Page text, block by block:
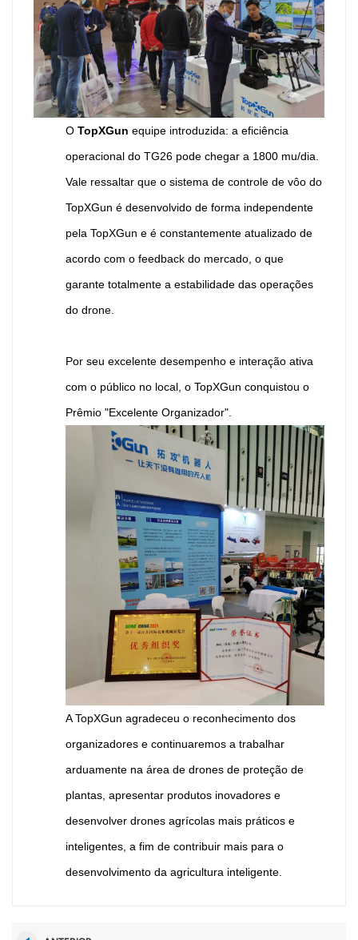
OTopXGun equipe introduzida: a eficiência
operacional do TG26 pode chegar a 1800 mu/dia.
Vale ressaltar que o sistema de controle de vôo do
TopXGun é desenvolvido de forma independente
pela TopXGun e é constantemente atualizado de
acordo com o feedback do mercado, o que
garante totalmente a estabilidade das operações
do drone.
Por seu excelente desempenho e interação ativa
com o público no local, o TopXGun conquistou o
Prêmio "Excelente Organizador".
A TopXGun agradeceu o reconhecimento dos
organizadores e continuaremos a trabalhar
arduamente na área de drones de proteção de
plantas, apresentar produtos inovadores e
desenvolver drones agrícolas mais práticos e
inteligentes, a fim de contribuir mais para o
desenvolvimento da agricultura inteligente.